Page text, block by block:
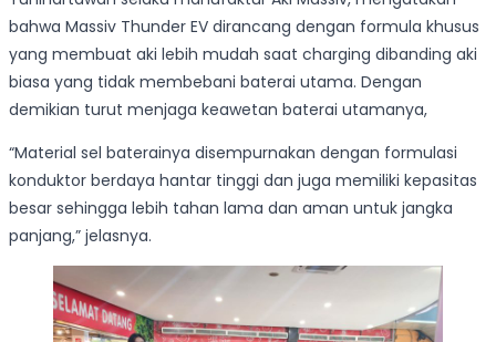
bahwa Massiv Thunder EV dirancang dengan formula khusus
yang membuat aki lebih mudah saat charging dibanding aki
biasa yang tidak membebani baterai utama. Dengan
demikian turut menjaga keawetan baterai utamanya,
“Material sel baterainya disempurnakan dengan formulasi
konduktor berdaya hantar tinggi dan juga memiliki kepasitas
besar sehingga lebih tahan lama dan aman untuk jangka
panjang,” jelasnya.